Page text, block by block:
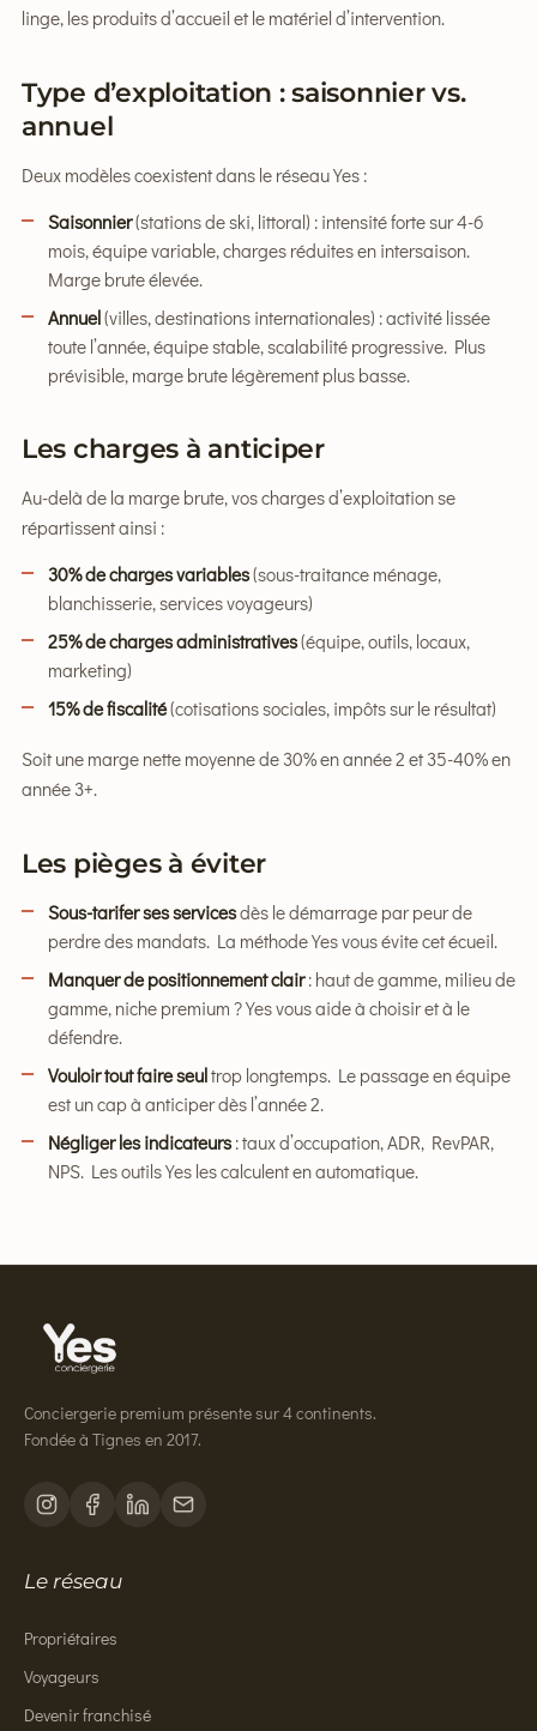
linge, les produits d’accueil et le matériel d’intervention.
Type d’exploitation : saisonnier vs.
annuel
Deux modèles coexistent dans le réseau Yes :
Saisonnier(stations de ski, littoral) : intensité forte sur 4-6
mois, équipe variable, charges réduites en intersaison.
Marge brute élevée.
Annuel(villes, destinations internationales) : activité lissée
toute l’année, équipe stable, scalabilité progressive. Plus
prévisible, marge brute légèrement plus basse.
Les charges à anticiper
Au-delà de la marge brute, vos charges d’exploitation se
répartissent ainsi :
30% de charges variables(sous-traitance ménage,
blanchisserie, services voyageurs)
25% de charges administratives(équipe, outils, locaux,
marketing)
15% de fiscalité(cotisations sociales, impôts sur le résultat)
Soit une marge nette moyenne de 30% en année 2 et 35-40% en
année 3+.
Les pièges à éviter
Sous-tarifer ses servicesdès le démarrage par peur de
perdre des mandats. La méthode Yes vous évite cet écueil.
Manquer de positionnement clair: haut de gamme, milieu de
gamme, niche premium ? Yes vous aide à choisir et à le
défendre.
Vouloir tout faire seultrop longtemps. Le passage en équipe
est un cap à anticiper dès l’année 2.
Négliger les indicateurs: taux d’occupation, ADR, RevPAR,
NPS. Les outils Yes les calculent en automatique.
Conciergerie premium présente sur 4 continents.
Fondée à Tignes en 2017.
Le réseau
Propriétaires
Voyageurs
Devenir franchisé